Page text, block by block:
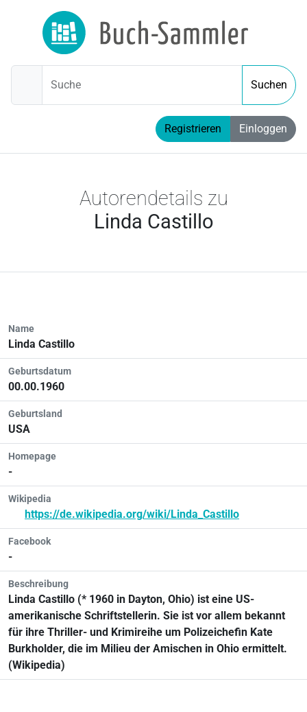
Suche Suchen
Registrieren Einloggen
Autorendetails zu
Linda Castillo
Name
Linda Castillo
Geburtsdatum
00.00.1960
Geburtsland
USA
Homepage
-
Wikipedia
https://de.wikipedia.org/wiki/Linda_Castillo
Facebook
-
Beschreibung
Linda Castillo (* 1960 in Dayton, Ohio) ist eine US-
amerikanische Schriftstellerin. Sie ist vor allem bekannt
für ihre Thriller- und Krimireihe um Polizeichefin Kate
Burkholder, die im Milieu der Amischen in Ohio ermittelt.
(Wikipedia)